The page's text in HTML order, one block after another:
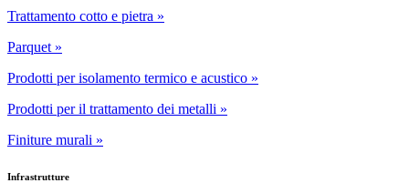
Trattamento cotto e pietra »
Parquet »
Prodotti per isolamento termico e acustico »
Prodotti per il trattamento dei metalli »
Finiture murali »
Infrastrutture